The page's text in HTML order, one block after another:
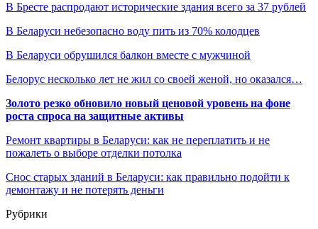
В Бресте распродают исторические здания всего за 37 рублей
В Беларуси небезопасно воду пить из 70% колодцев
В Беларуси обрушился балкон вместе с мужчиной
Белорус несколько лет не жил со своей женой, но оказался…
Золото резко обновило новый ценовой уровень на фоне
роста спроса на защитные активы
Ремонт квартиры в Беларуси: как не переплатить и не
пожалеть о выборе отделки потолка
Снос старых зданий в Беларуси: как правильно подойти к
демонтажу и не потерять деньги
Рубрики